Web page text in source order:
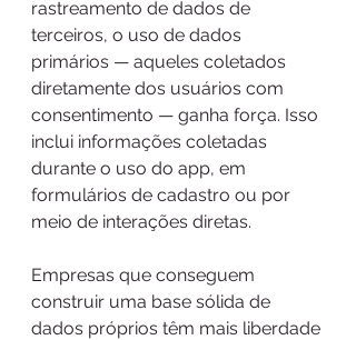
rastreamento de dados de
terceiros, o uso de dados
primários — aqueles coletados
diretamente dos usuários com
consentimento — ganha força. Isso
inclui informações coletadas
durante o uso do app, em
formulários de cadastro ou por
meio de interações diretas.
Empresas que conseguem
construir uma base sólida de
dados próprios têm mais liberdade